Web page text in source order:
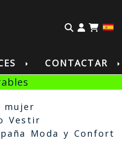
CONTACTAR
mujer
Vestir
Moda y Confort